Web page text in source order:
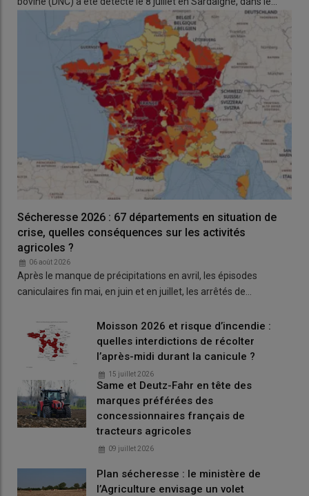
🔎 En savoir plus :
https://t.co/yaSg9drjVv
#DirectAN
pic.twitter.com/A92qhHvCcO
— Assemblée nationale
(@AssembleeNat)June 2, 2026
Relire :Projet de loi d’urgence agricole : quels
changements concrets promet le gouvernement ?
Trois amendements de la loi
d’urgence agricole adoptés et jugés
gouvernement
Loi d'urgence agricole : des restrictions au
niveau français
Leministère de l’Agriculture
reproche notamment aux
parlementaires d’avoir « dévitalisé » l’article 2 en donnant au
(et non seulement en Europe comme prévu initialement) et
l’article 4 enimposant aux cantines de s’approvisionner en
Sécheresse 2026 : 67 départements en situation de
crise, quelles conséquences sur les activités
agricoles ?
06 août 2026
Après le manque de précipitations en avril, les épisodes
caniculaires fin mai, en juin et en juillet, les arrêtés de…
Moisson 2026 et risque d’incendie :
quelles interdictions de récolter
l’après-midi durant la canicule ?
15 juillet 2026
Same et Deutz-Fahr en tête des
marques préférées des
concessionnaires français de
tracteurs agricoles
09 juillet 2026
Plan sécheresse : le ministère de
l’Agriculture envisage un volet